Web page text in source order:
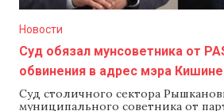
Новости
Суд обязал мунсоветника от
обвинения в адрес мэра
Суд столичного сектора
муниципального советника от